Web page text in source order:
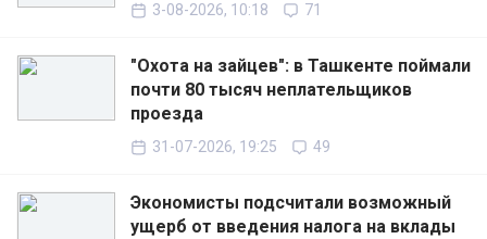
3-08-2026, 10:18 71
"Охота на зайцев": в Ташкенте поймали
почти 80 тысяч неплательщиков
проезда
31-07-2026, 19:25 49
Экономисты подсчитали возможный
ущерб от введения налога на вклады